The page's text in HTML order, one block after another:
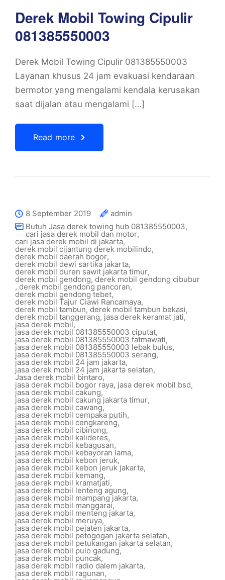
Derek Mobil Towing Cipulir
081385550003
Derek Mobil Towing Cipulir 081385550003
Layanan khusus 24 jam evakuasi kendaraan
bermotor yang mengalami kendala kerusakan
saat dijalan atau mengalami […]
Read more
8 September 2019
admin
Butuh Jasa derek towing hub 081385550003,
cari jasa derek mobil dan motor,
cari jasa derek mobil di jakarta,
derek mobil cijantung derek mobilindo,
derek mobil daerah bogor,
derek mobil dewi sartika jakarta,
derek mobil duren sawit jakarta timur,
derek mobil gendong, derek mobil gendong cibubur
, derek mobil gendong pancoran,
derek mobil gendong tebet,
derek mobil Tajur Ciawi Rancamaya,
derek mobil tambun, derek mobil tambun bekasi,
derek mobil tanggerang, jasa derek keramat jati,
jasa derek mobil,
jasa derek mobil 081385550003 ciputat,
jasa derek mobil 081385550003 fatmawati,
jasa derek mobil 081385550003 lebak bulus,
jasa derek mobil 081385550003 serang,
jasa derek mobil 24 jam jakarta,
jasa derek mobil 24 jam jakarta selatan,
Jasa derek mobil bintaro,
jasa derek mobil bogor raya, jasa derek mobil bsd,
jasa derek mobil cakung,
jasa derek mobil cakung jakarta timur,
jasa derek mobil cawang,
jasa derek mobil cempaka putih,
jasa derek mobil cengkareng,
jasa derek mobil cibinong,
jasa derek mobil kalideres,
jasa derek mobil kebagusan,
jasa derek mobil kebayoran lama,
jasa derek mobil kebon jeruk,
jasa derek mobil kebon jeruk jakarta,
jasa derek mobil kemang,
jasa derek mobil kramatjati,
jasa derek mobil lenteng agung,
jasa derek mobil mampang jakarta,
jasa derek mobil manggarai,
jasa derek mobil menteng jakarta,
jasa derek mobil meruya,
jasa derek mobil pejaten jakarta,
jasa derek mobil petogogan jakarta selatan,
jasa derek mobil petukangan jakarta selatan,
jasa derek mobil pulo gadung,
jasa derek mobil puncak,
jasa derek mobil radio dalem jakarta,
jasa derek mobil ragunan,